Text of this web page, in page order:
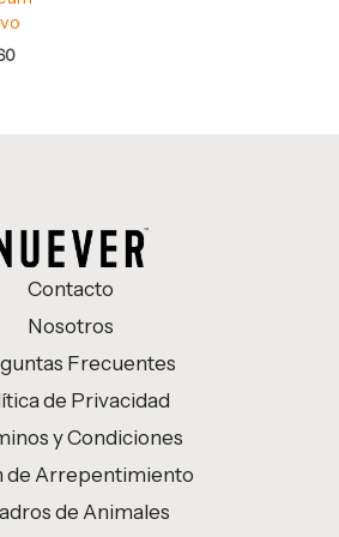
Contacto
Nosotros
Frecuentes
de Privacidad
y Condiciones
de Arrepentimiento
de Animales